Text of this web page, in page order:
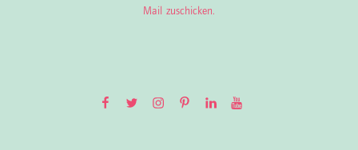
Mail zuschicken.
FacebookTwitterInstagramPinterestLinkedInYouTube